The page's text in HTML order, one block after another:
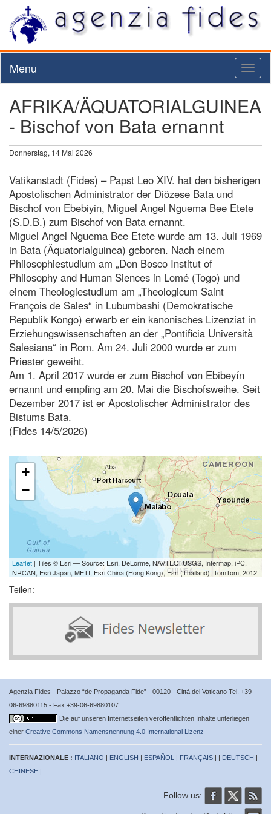
Menu
AFRIKA/ÄQUATORIALGUINEA
- Bischof von Bata ernannt
Donnerstag, 14 Mai 2026
Vatikanstadt (Fides) – Papst Leo XIV. hat den bisherigen
Apostolischen Administrator der Diözese Bata und
Bischof von Ebebiyin, Miguel Angel Nguema Bee Etete
(S.D.B.) zum Bischof von Bata ernannt.
Miguel Angel Nguema Bee Etete wurde am 13. Juli 1969
in Bata (Äquatorialguinea) geboren. Nach einem
Philosophiestudium am „Don Bosco Institut of
Philosophy and Human Siences in Lomé (Togo) und
einem Theologiestudium am „Theologicum Saint
François de Sales“ in Lubumbashi (Demokratische
Republik Kongo) erwarb er ein kanonisches Lizenziat in
Erziehungswissenschaften an der „Pontificia Università
Salesiana“ in Rom. Am 24. Juli 2000 wurde er zum
Priester geweiht.
Am 1. April 2017 wurde er zum Bischof von Ebibeyín
ernannt und empfing am 20. Mai die Bischofsweihe. Seit
Dezember 2017 ist er Apostolischer Administrator des
Bistums Bata.
(Fides 14/5/2026)
+
−
Leaflet | Tiles © Esri — Source: Esri, DeLorme, NAVTEQ, USGS, Intermap, iPC,
NRCAN, Esri Japan, METI, Esri China (Hong Kong), Esri (Thailand), TomTom, 2012
Teilen:
Agenzia Fides - Palazzo “de Propaganda Fide” - 00120 - Città del Vaticano Tel. +39-
06-69880115 - Fax +39-06-69880107
Die auf unseren Internetseiten veröffentlichten Inhalte unterliegen
einer Creative Commons Namensnennung 4.0 International Lizenz
INTERNAZIONALE : ITALIANO | ENGLISH | ESPAÑOL | FRANÇAIS | | DEUTSCH |
CHINESE |
Follow us: